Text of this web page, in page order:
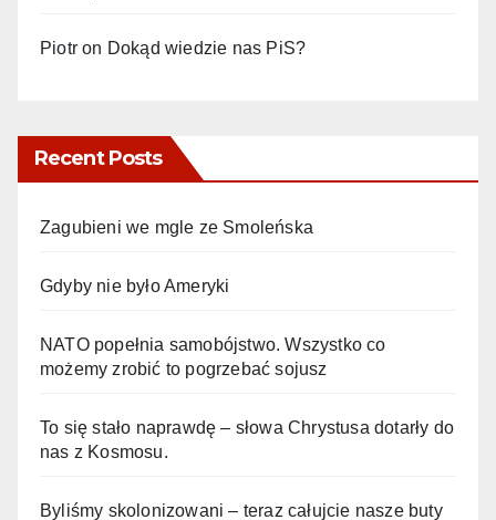
Piotr on Dokąd wiedzie nas PiS?
Recent Posts
Zagubieni we mgle ze Smoleńska
Gdyby nie było Ameryki
NATO popełnia samobójstwo. Wszystko co
możemy zrobić to pogrzebać sojusz
To się stało naprawdę – słowa Chrystusa dotarły do
nas z Kosmosu.
Byliśmy skolonizowani – teraz całujcie nasze buty